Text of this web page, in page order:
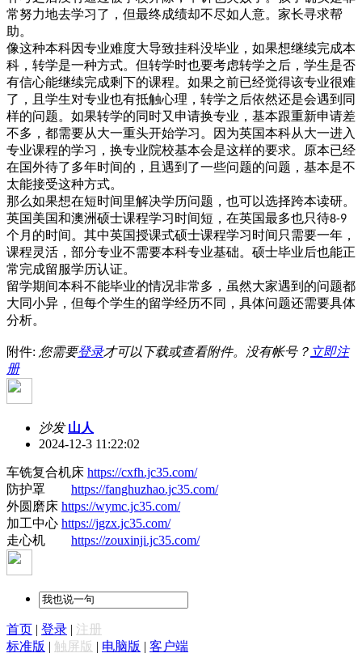
常努力地去学习了，但最终成绩却不尽如人意。家长寻求帮
助。
像这种本科因专业难度大导致挂科没毕业，如果想继续完成本
科，转学是一种方式。但转学时也要考虑转学之后，学生是否
有信心能继续完成剩下的课程。如果之前已经觉得该专业很难
了，且学生对专业也有抵触心理，转学之后依然还是会遇到同
样的问题。如果转学的同时又申请换专业，基本跟重新申请差
不多，都需要从大一重头开始学习。因为英国本科从大一进入
专业课程的学习，换专业院校基本会是这样的要求。原本已经
在国外待了多年时间的，且遇到了一些问题的问题，基本是不
太能接受这种方式。
那么如果想在短时间里解决学历问题，也可以选择跨本读研。
英国美国和澳洲硕士课程学习时间短，在英国最多也只待8-9
个月的时间。其中英国授课式硕士课程学习时间只需要一年，
课程灵活，部分专业不需要本科专业基础。硕士毕业后也能正
常完成留服学历认证。
留学期间本科不能毕业的情况非常多，虽然大家遇到的问题都
大同小异，但每个学生的留学经历不同，具体问题还需要具体
分析。
附件: 您需要登录才可以下载或查看附件。没有帐号？ 立即注
册
沙发 山人
2024-12-3 11:22:02
车铣复合机床 https://cxfh.jc35.com/
防护罩 https://fanghuzhao.jc35.com/
外圆磨床 https://wymc.jc35.com/
加工中心 https://jgzx.jc35.com/
走心机 https://zouxinji.jc35.com/
首页 | 登录 | 注册
标准版 | 触屏版 | 电脑版 | 客户端